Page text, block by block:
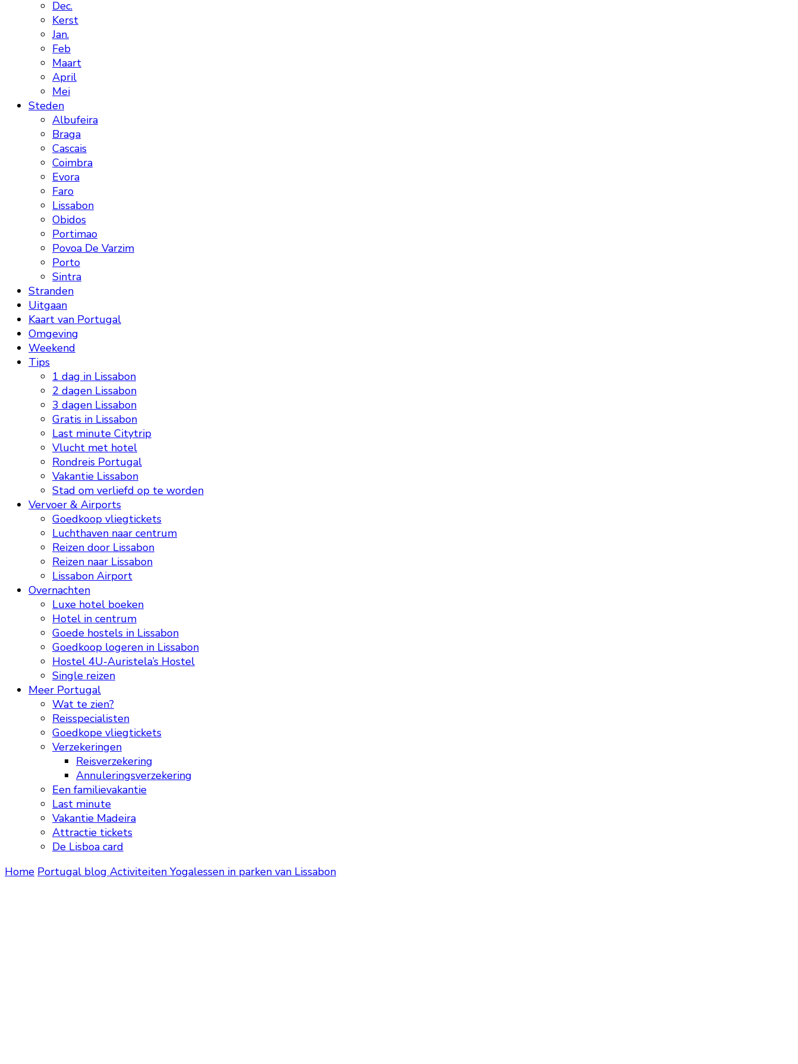
Dec.
Kerst
Jan.
Feb
Maart
April
Mei
Steden
Albufeira
Braga
Cascais
Coimbra
Evora
Faro
Lissabon
Obidos
Portimao
Povoa De Varzim
Porto
Sintra
Stranden
Uitgaan
Kaart van Portugal
Omgeving
Weekend
Tips
1 dag in Lissabon
2 dagen Lissabon
3 dagen Lissabon
Gratis in Lissabon
Last minute Citytrip
Vlucht met hotel
Rondreis Portugal
Vakantie Lissabon
Stad om verliefd op te worden
Vervoer & Airports
Goedkoop vliegtickets
Luchthaven naar centrum
Reizen door Lissabon
Reizen naar Lissabon
Lissabon Airport
Overnachten
Luxe hotel boeken
Hotel in centrum
Goede hostels in Lissabon
Goedkoop logeren in Lissabon
Hostel 4U-Auristela’s Hostel
Single reizen
Meer Portugal
Wat te zien?
Reisspecialisten
Goedkope vliegtickets
Verzekeringen
Reisverzekering
Annuleringsverzekering
Een familievakantie
Last minute
Vakantie Madeira
Attractie tickets
De Lisboa card
Home Portugal blog Activiteiten Yogalessen in parken van Lissabon